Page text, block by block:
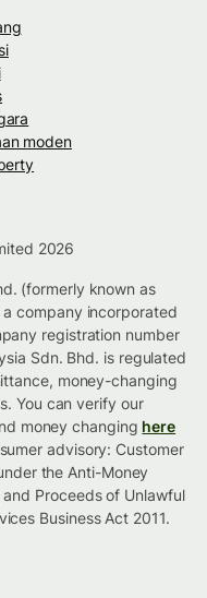
moden
2026
(formerly known as
a company incorporated
registration number
Sdn. Bhd. is regulated
money-changing
You can verify our
money changing here
advisory: Customer
the Anti-Money
Proceeds of Unlawful
Business Act 2011.